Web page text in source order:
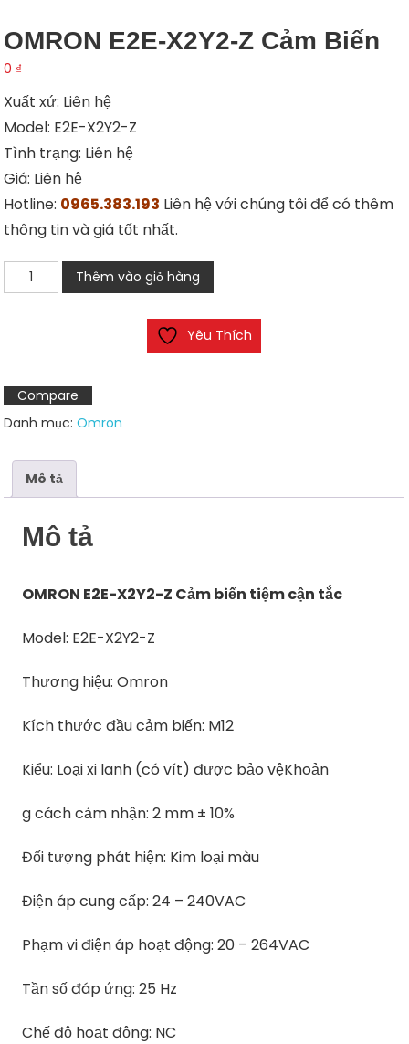
OMRON E2E-X2Y2-Z Cảm Biến
0 ₫
Xuất xứ: Liên hệ
Model: E2E-X2Y2-Z
Tình trạng: Liên hệ
Giá: Liên hệ
Hotline: 0965.383.193 Liên hệ với chúng tôi để có thêm
thông tin và giá tốt nhất.
OMRON
E2E-
biến
số
lượng
Thêm vào giỏ hàng
Yêu Thích
Compare
Danh mục:Omron
Mô tả
Mô tả
OMRON E2E-X2Y2-Z Cảm biến tiệm cận tắc
Model: E2E-X2Y2-Z
Thương hiệu: Omron
Kích thước đầu cảm biến: M12
Kiểu: Loại xi lanh (có vít) được bảo vệKhoản
g cách cảm nhận: 2 mm ± 10%
Đối tượng phát hiện: Kim loại màu
Điện áp cung cấp: 24 – 240VAC
Phạm vi điện áp hoạt động: 20 – 264VAC
Tần số đáp ứng: 25 Hz
Chế độ hoạt động: NC